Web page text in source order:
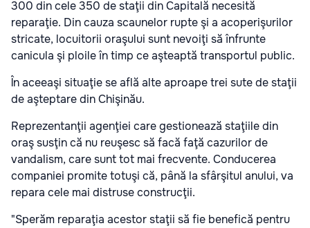
300 din cele 350 de staţii din Capitală necesită
reparaţie. Din cauza scaunelor rupte şi a acoperişurilor
stricate, locuitorii oraşului sunt nevoiţi să înfrunte
canicula şi ploile în timp ce aşteaptă transportul public.
În aceeaşi situaţie se află alte aproape trei sute de staţii
de aşteptare din Chişinău.
Reprezentanţii agenţiei care gestionează staţiile din
oraş susţin că nu reuşesc să facă faţă cazurilor de
vandalism, care sunt tot mai frecvente. Conducerea
companiei promite totuşi că, până la sfârşitul anului, va
repara cele mai distruse construcţii.
"Sperăm reparaţia acestor staţii să fie benefică pentru